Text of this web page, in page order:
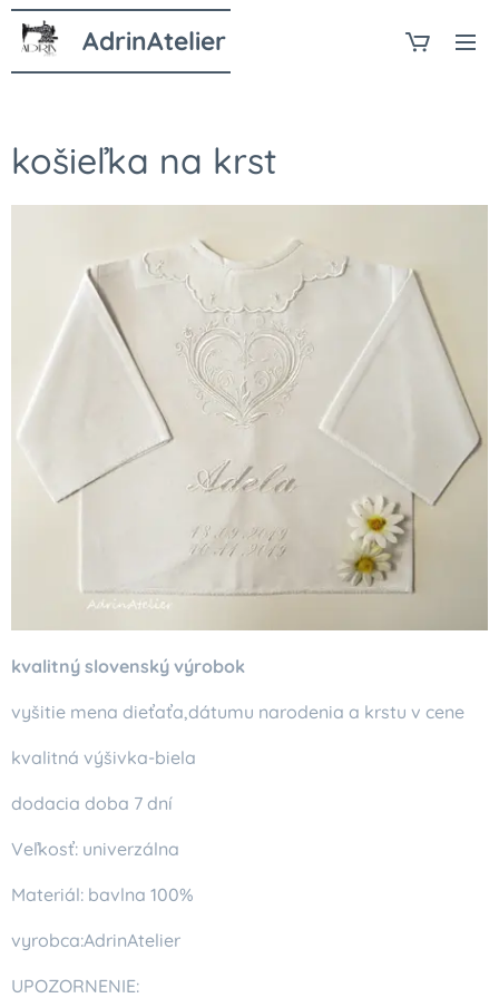
AdrinAtelier
košieľka na krst
kvalitný slovenský výrobok
vyšitie mena dieťaťa,dátumu narodenia a krstu v cene
kvalitná výšivka-biela
dodacia doba 7 dní
Veľkosť: univerzálna
Materiál: bavlna 100%
vyrobca:AdrinAtelier
UPOZORNENIE: